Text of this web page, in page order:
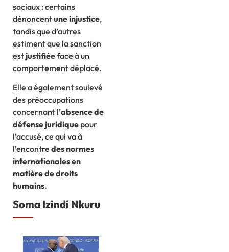
sociaux : certains
dénoncentune injustice,
tandis que d’autres
estiment que la sanction
est justifiéeface à un
comportement déplacé.
Elle a également soulevé
des préoccupations
concernant l’absence de
défense juridique pour
l’accusé, ce qui va à
l’encontre des normes
internationales en
matière de droits
humains.
Soma Izindi Nkuru